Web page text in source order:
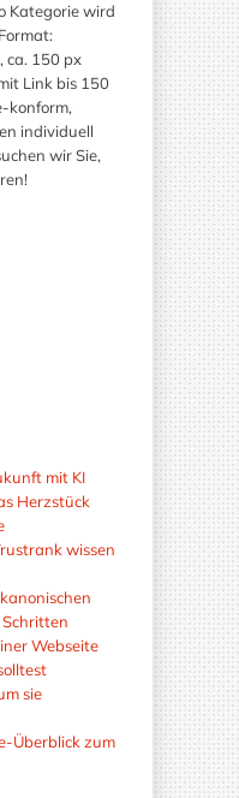
Kategorie wird
ca. 150 px
Link bis 150
konform,
individuell
wir Sie,
mit KI
Herzstück
wissen
Schritten
Webseite
sie
Überblick zum